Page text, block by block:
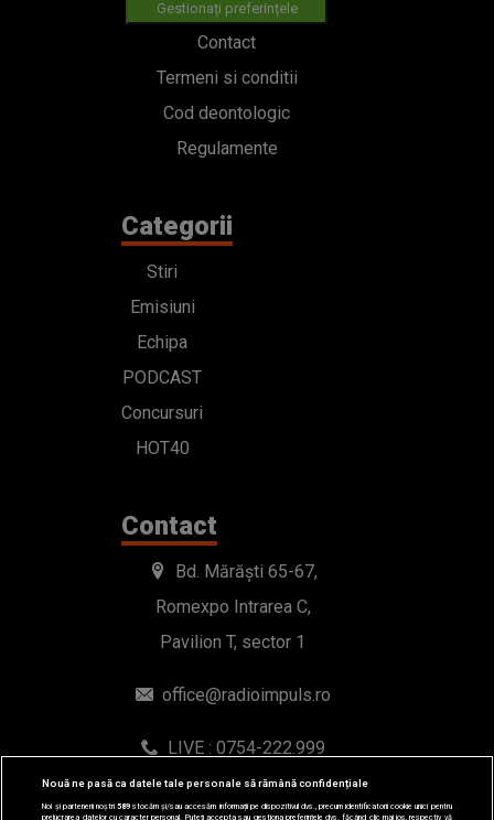
Gestionați preferințele
Contact
Termeni si conditii
Cod deontologic
Regulamente
Categorii
Stiri
Emisiuni
Echipa
PODCAST
Concursuri
HOT40
Contact
Bd. Mărăști 65-67,
Romexpo Intrarea C,
Pavilion T, sector 1
office@radioimpuls.ro
LIVE : 0754-222.999
WhatsApp: 0754-222.999
Nouă ne pasă ca datele tale personale să rămână confidențiale
Noi și partenerii noștri589stocăm și/sau accesăm informații pe dispozitivul dvs., precum identificatorii cookie unici pentru
prelucrarea datelor cu caracter personal. Puteți accepta sau gestiona preferințele dvs. făcând clic mai jos, respectiv vă